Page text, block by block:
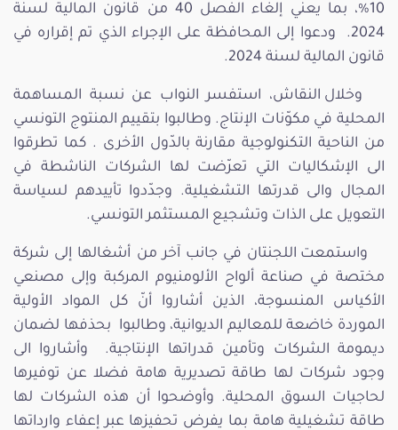
10%، بما يعني إلغاء الفصل 40 من قانون المالية لسنة
2024. ودعوا إلى المحافظة على الإجراء الذي تم إقراره في
قانون المالية لسنة 2024.
وخلال النقاش، استفسر النواب عن نسبة المساهمة
المحلية في مكوّنات الإنتاج. وطالبوا بتقييم المنتوج التونسي
من الناحية التكنولوجية مقارنة بالدّول الأخرى . كما تطرقوا
الى الإشكاليات التي تعرّضت لها الشركات الناشطة في
المجال والى قدرتها التشغيلية. وجدّدوا تأييدهم لسياسة
التعويل على الذات وتشجيع المستثمر التونسي.
واستمعت اللجنتان في جانب آخر من أشغالها إلى شركة
مختصة في صناعة ألواح الألومنيوم المركبة وإلى مصنعي
الأكياس المنسوجة، الذين أشاروا أنّ كل المواد الأولية
الموردة خاضعة للمعاليم الديوانية، وطالبوا بحذفها لضمان
ديمومة الشركات وتأمين قدراتها الإنتاجية. وأشاروا الى
وجود شركات لها طاقة تصديرية هامة فضلا عن توفيرها
لحاجيات السوق المحلية. وأوضحوا أن هذه الشركات لها
طاقة تشغيلية هامة بما يفرض تحفيزها عبر إعفاء وارداتها